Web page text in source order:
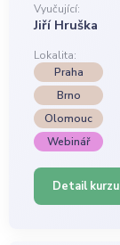
Vyučující:
Jiří Hruška
Lokalita:
Praha
Brno
Olomouc
Webinář
Detail kurzu